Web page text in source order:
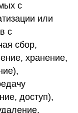
с
или
с
сбор,
хранение,
доступ),